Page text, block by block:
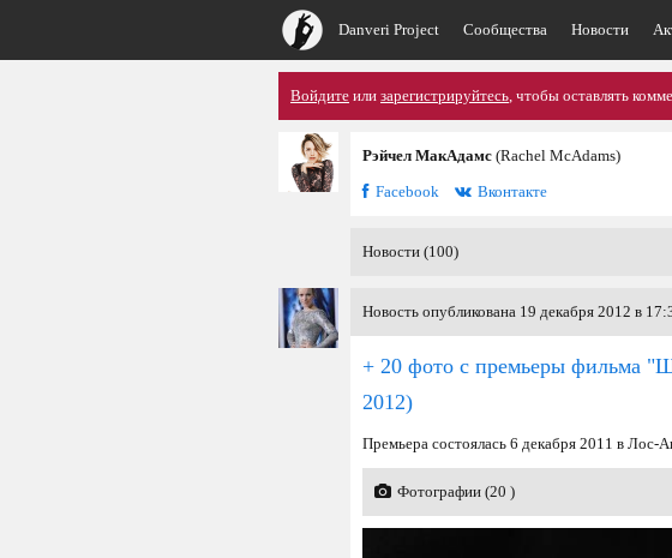
Danveri Project Сообщества Новости
Войдите или зарегистрируйтесь, чтобы оставлять
Рэйчел МакАдамс (Rachel McAdams)
Facebook
Вконтакте
Новости (100)
Новость опубликована 19 декабря 2012 в
+ 20 фото с премьеры фильма
2012)
Премьера состоялась 6 декабря 2011 в Лос-
Фотографии (20 )